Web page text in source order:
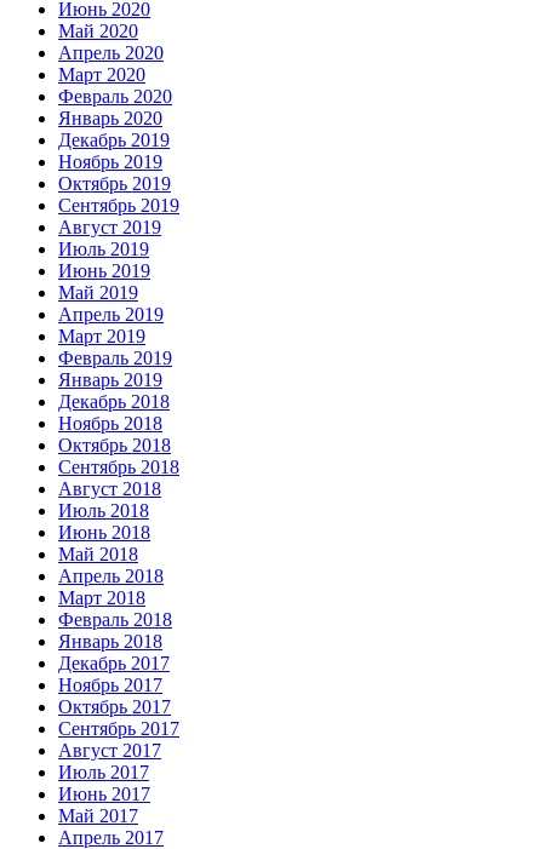
Июнь 2020
Май 2020
Апрель 2020
Март 2020
Февраль 2020
Январь 2020
Декабрь 2019
Ноябрь 2019
Октябрь 2019
Сентябрь 2019
Август 2019
Июль 2019
Июнь 2019
Май 2019
Апрель 2019
Март 2019
Февраль 2019
Январь 2019
Декабрь 2018
Ноябрь 2018
Октябрь 2018
Сентябрь 2018
Август 2018
Июль 2018
Июнь 2018
Май 2018
Апрель 2018
Март 2018
Февраль 2018
Январь 2018
Декабрь 2017
Ноябрь 2017
Октябрь 2017
Сентябрь 2017
Август 2017
Июль 2017
Июнь 2017
Май 2017
Апрель 2017